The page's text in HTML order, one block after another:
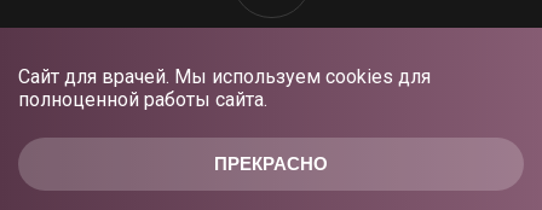
ПРЕКРАСНО
Сайт для врачей. Мы используем cookies для
полноценной работы сайта.